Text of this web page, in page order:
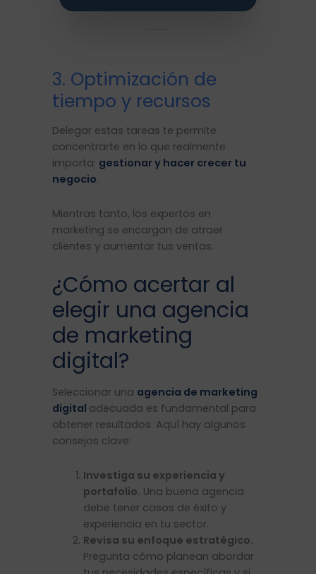
3. Optimización de
tiempo y recursos
Delegar estas tareas te permite
concentrarte en lo que realmente
importa: gestionar y hacer crecer tu
negocio.
Mientras tanto, los expertos en
marketing se encargan de atraer
clientes y aumentar tus ventas.
¿Cómo acertar al
elegir una agencia
de marketing
digital?
Seleccionar una agencia de marketing
digital adecuada es fundamental para
obtener resultados. Aquí hay algunos
consejos clave:
Investiga su experiencia y
portafolio. Una buena agencia
debe tener casos de éxito y
experiencia en tu sector.
Revisa su enfoque estratégico.
Pregunta cómo planean abordar